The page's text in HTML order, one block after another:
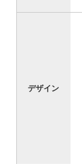
デザイン